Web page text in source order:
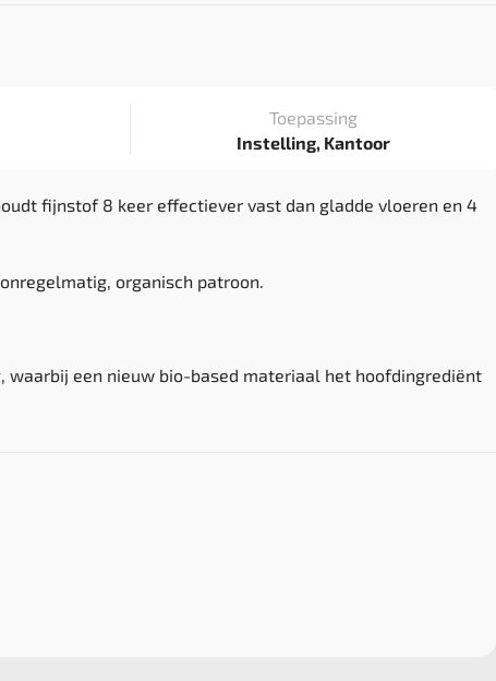
Toepassing
Instelling, Kantoor
fijnstof 8 keer effectiever vast dan gladde vloeren en 4
organisch patroon.
waarbij een nieuw bio-based materiaal het hoofdingrediënt